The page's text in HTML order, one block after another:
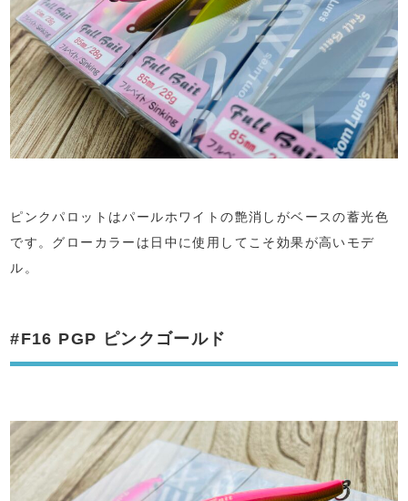
ピンクパロットはパールホワイトの艶消しがベースの蓄光色
です。グローカラーは日中に使用してこそ効果が高いモデ
ル。
#F16 PGP ピンクゴールド